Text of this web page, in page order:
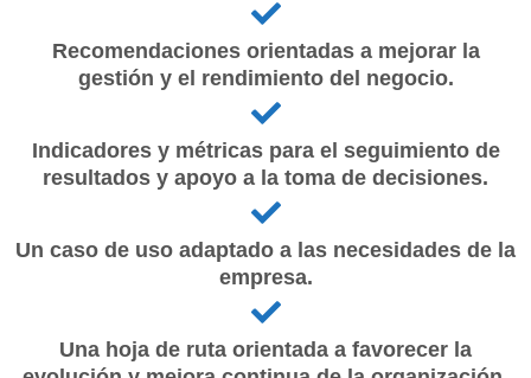
Recomendaciones orientadas a mejorar la
gestión y el rendimiento del negocio.
Indicadores y métricas para el seguimiento de
resultados y apoyo a la toma de decisiones.
Un caso de uso adaptado a las necesidades de la
empresa.
Una hoja de ruta orientada a favorecer la